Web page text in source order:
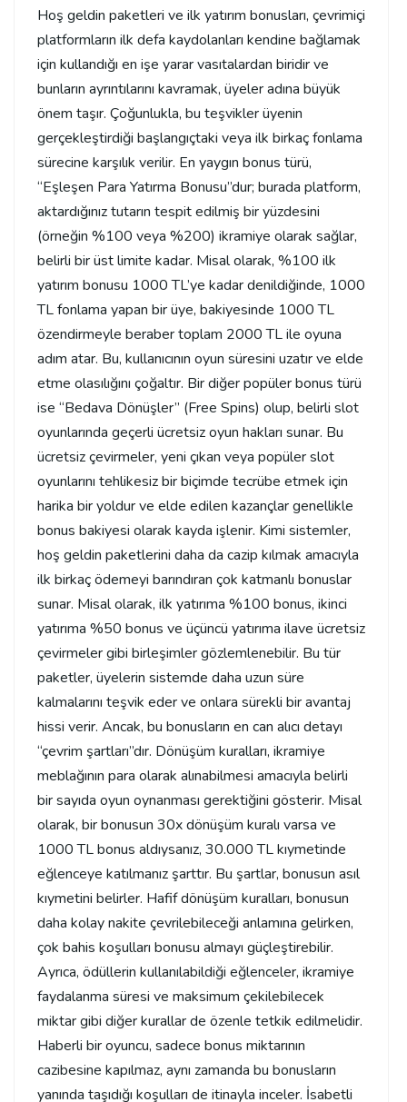
Hoş geldin paketleri ve ilk yatırım bonusları, çevrimiçi
platformların ilk defa kaydolanları kendine bağlamak
için kullandığı en işe yarar vasıtalardan biridir ve
bunların ayrıntılarını kavramak, üyeler adına büyük
önem taşır. Çoğunlukla, bu teşvikler üyenin
gerçekleştirdiği başlangıçtaki veya ilk birkaç fonlama
sürecine karşılık verilir. En yaygın bonus türü,
“Eşleşen Para Yatırma Bonusu”dur; burada platform,
aktardığınız tutarın tespit edilmiş bir yüzdesini
(örneğin %100 veya %200) ikramiye olarak sağlar,
belirli bir üst limite kadar. Misal olarak, %100 ilk
yatırım bonusu 1000 TL’ye kadar denildiğinde, 1000
TL fonlama yapan bir üye, bakiyesinde 1000 TL
özendirmeyle beraber toplam 2000 TL ile oyuna
adım atar. Bu, kullanıcının oyun süresini uzatır ve elde
etme olasılığını çoğaltır. Bir diğer popüler bonus türü
ise “Bedava Dönüşler” (Free Spins) olup, belirli slot
oyunlarında geçerli ücretsiz oyun hakları sunar. Bu
ücretsiz çevirmeler, yeni çıkan veya popüler slot
oyunlarını tehlikesiz bir biçimde tecrübe etmek için
harika bir yoldur ve elde edilen kazançlar genellikle
bonus bakiyesi olarak kayda işlenir. Kimi sistemler,
hoş geldin paketlerini daha da cazip kılmak amacıyla
ilk birkaç ödemeyi barındıran çok katmanlı bonuslar
sunar. Misal olarak, ilk yatırıma %100 bonus, ikinci
yatırıma %50 bonus ve üçüncü yatırıma ilave ücretsiz
çevirmeler gibi birleşimler gözlemlenebilir. Bu tür
paketler, üyelerin sistemde daha uzun süre
kalmalarını teşvik eder ve onlara sürekli bir avantaj
hissi verir. Ancak, bu bonusların en can alıcı detayı
“çevrim şartları”dır. Dönüşüm kuralları, ikramiye
meblağının para olarak alınabilmesi amacıyla belirli
bir sayıda oyun oynanması gerektiğini gösterir. Misal
olarak, bir bonusun 30x dönüşüm kuralı varsa ve
1000 TL bonus aldıysanız, 30.000 TL kıymetinde
eğlenceye katılmanız şarttır. Bu şartlar, bonusun asıl
kıymetini belirler. Hafif dönüşüm kuralları, bonusun
daha kolay nakite çevrilebileceği anlamına gelirken,
çok bahis koşulları bonusu almayı güçleştirebilir.
Ayrıca, ödüllerin kullanılabildiği eğlenceler, ikramiye
faydalanma süresi ve maksimum çekilebilecek
miktar gibi diğer kurallar de özenle tetkik edilmelidir.
Haberli bir oyuncu, sadece bonus miktarının
cazibesine kapılmaz, aynı zamanda bu bonusların
yanında taşıdığı koşulları de itinayla inceler. İsabetli